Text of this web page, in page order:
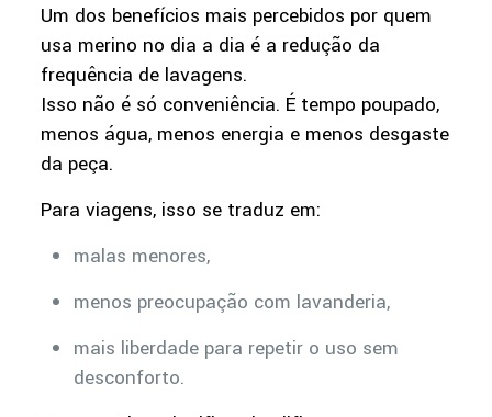
Um dos benefícios mais percebidos por quem
usa merino no dia a dia é a redução da
frequência de lavagens.
Isso não é só conveniência. É tempo poupado,
menos água, menos energia e menos desgaste
da peça.
Para viagens, isso se traduz em:
malas menores,
menos preocupação com lavanderia,
mais liberdade para repetir o uso sem
desconforto.